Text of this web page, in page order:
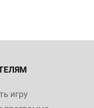
игру